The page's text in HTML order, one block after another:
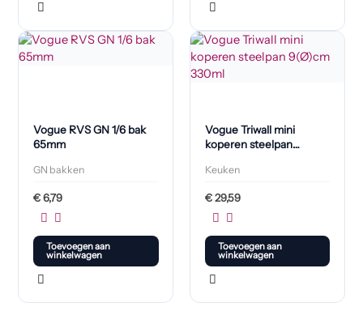
Vogue RVS GN 1/6 bak
65mm
GN bakken
€6,79
Toevoegen aan
winkelwagen
Vogue Triwall mini
koperen steelpan
Keuken
€29,59
Toevoegen aan
winkelwagen